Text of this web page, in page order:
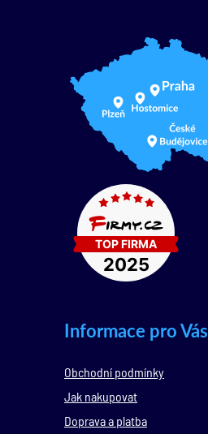
Informace pro Vás
Obchodní podmínky
Jak nakupovat
Doprava a platba